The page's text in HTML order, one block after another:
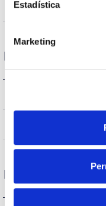
Estadística
Marketing
Éclairage
Données optiques
CRI Indice de
Logement et